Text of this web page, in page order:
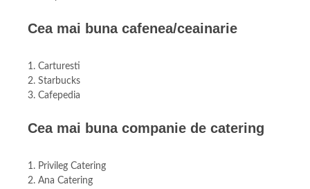
Cea mai buna cafenea/ceainarie
1. Carturesti
2. Starbucks
3. Cafepedia
Cea mai buna companie de catering
1. Privileg Catering
2. Ana Catering